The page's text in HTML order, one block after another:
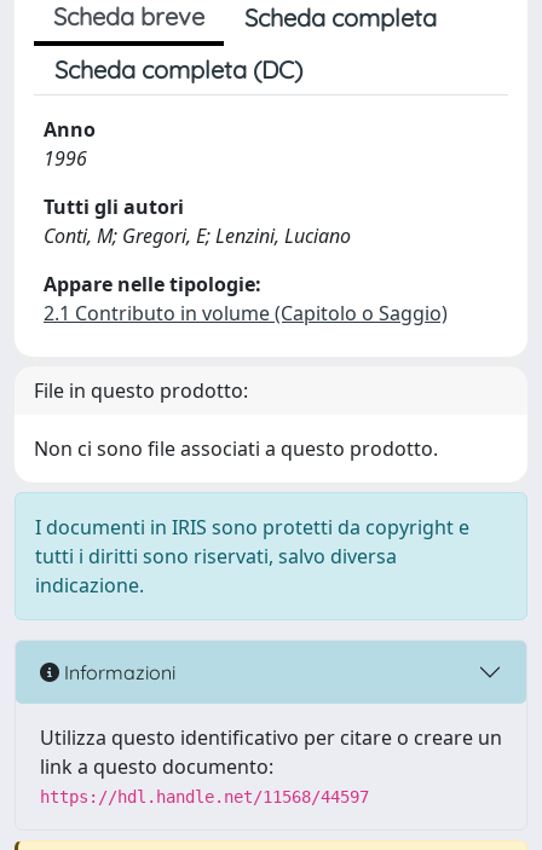
Scheda breve
Scheda completa
Scheda completa (DC)
Anno
1996
Tutti gli autori
Conti, M; Gregori, E; Lenzini, Luciano
Appare nelle tipologie:
2.1 Contributo in volume (Capitolo o Saggio)
File in questo prodotto:
Non ci sono file associati a questo prodotto.
I documenti in IRIS sono protetti da copyright e
tutti i diritti sono riservati, salvo diversa
indicazione.
Informazioni
Utilizza questo identificativo per citare o creare un
link a questo documento:
https://hdl.handle.net/11568/44597